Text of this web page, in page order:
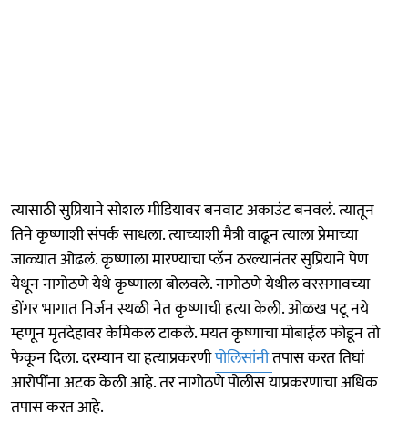
त्यासाठी सुप्रियाने सोशल मीडियावर बनवाट अकाउंट बनवलं. त्यातून
तिने कृष्णाशी संपर्क साधला. त्याच्याशी मैत्री वाढून त्याला प्रेमाच्या
जाळ्यात ओढलं. कृष्णाला मारण्याचा प्लॅन ठरल्यानंतर सुप्रियाने पेण
येथून नागोठणे येथे कृष्णाला बोलवले. नागोठणे येथील वरसगावच्या
डोंगर भागात निर्जन स्थळी नेत कृष्णाची हत्या केली. ओळख पटू नये
म्हणून मृतदेहावर केमिकल टाकले. मयत कृष्णाचा मोबाईल फोडून तो
फेकून दिला. दरम्यान या हत्याप्रकरणीपोलिसांनीतपास करत तिघां
आरोपींना अटक केली आहे. तर नागोठणे पोलीस याप्रकरणाचा अधिक
तपास करत आहे.